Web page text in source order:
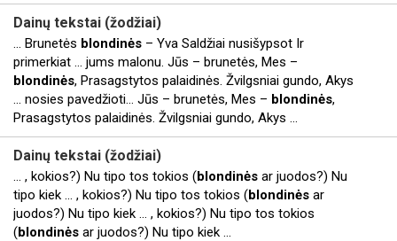
Dainų tekstai (žodžiai)
... Brunetės blondinės – Yva Saldžiai nusišypsot Ir
primerkiat ... jums malonu. Jūs – brunetės, Mes –
blondinės, Prasagstytos palaidinės. Žvilgsniai gundo, Akys
... nosies pavedžioti… Jūs – brunetės, Mes – blondinės,
Prasagstytos palaidinės. Žvilgsniai gundo, Akys ...
Dainų tekstai (žodžiai)
... , kokios?) Nu tipo tos tokios (blondinės ar juodos?) Nu
tipo kiek ... , kokios?) Nu tipo tos tokios (blondinės ar
juodos?) Nu tipo kiek ... , kokios?) Nu tipo tos tokios
(blondinės ar juodos?) Nu tipo kiek ...